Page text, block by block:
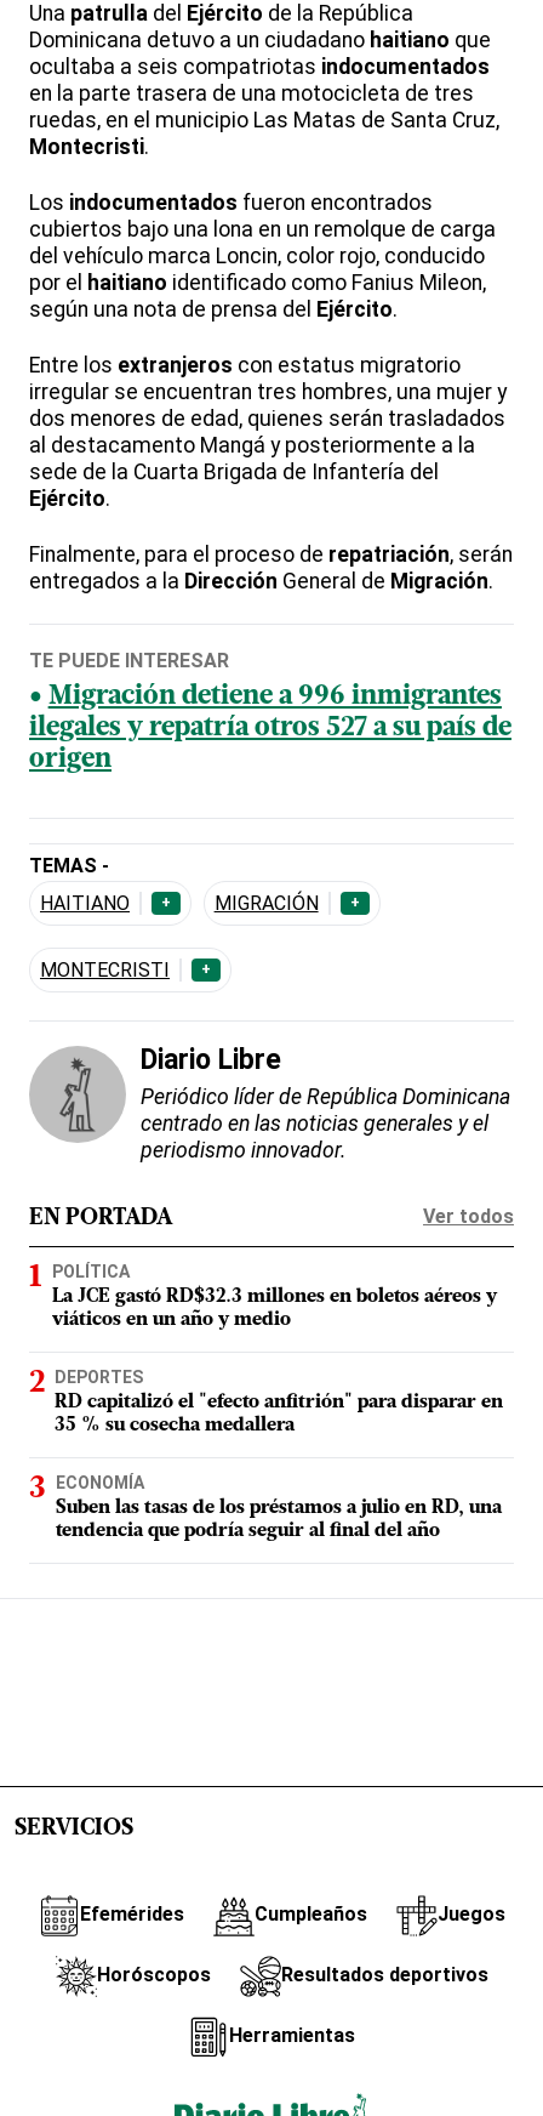
Una patrulla del Ejército de la República
Dominicana detuvo a un ciudadano haitiano que
ocultaba a seis compatriotas indocumentados
en la parte trasera de una motocicleta de tres
ruedas, en el municipio Las Matas de Santa Cruz,
Montecristi.
Los indocumentados fueron encontrados
cubiertos bajo una lona en un remolque de carga
del vehículo marca Loncin, color rojo, conducido
por el haitiano identificado como Fanius Mileon,
según una nota de prensa del Ejército.
Entre los extranjeros con estatus migratorio
irregular se encuentran tres hombres, una mujer y
dos menores de edad, quienes serán trasladados
al destacamento Mangá y posteriormente a la
sede de la Cuarta Brigada de Infantería del
Ejército.
Finalmente, para el proceso de repatriación, serán
entregados a la Dirección General de Migración.
TE PUEDE INTERESAR
Migración detiene a 996 inmigrantes
ilegales y repatría otros 527 a su país de
origen
TEMAS -
HAITIANO
+ MIGRACIÓN +
MONTECRISTI +
Diario Libre
Periódico líder de República Dominicana
centrado en las noticias generales y el
periodismo innovador.
EN PORTADA Ver todos
POLÍTICA
La JCE gastó RD$32.3 millones en boletos aéreos y
viáticos en un año y medio
DEPORTES
RD capitalizó el "efecto anfitrión" para disparar en
35 % su cosecha medallera
ECONOMÍA
Suben las tasas de los préstamos a julio en RD, una
tendencia que podría seguir al final del año
SERVICIOS
Efemérides Cumpleaños Juegos
Horóscopos Resultados deportivos
Herramientas